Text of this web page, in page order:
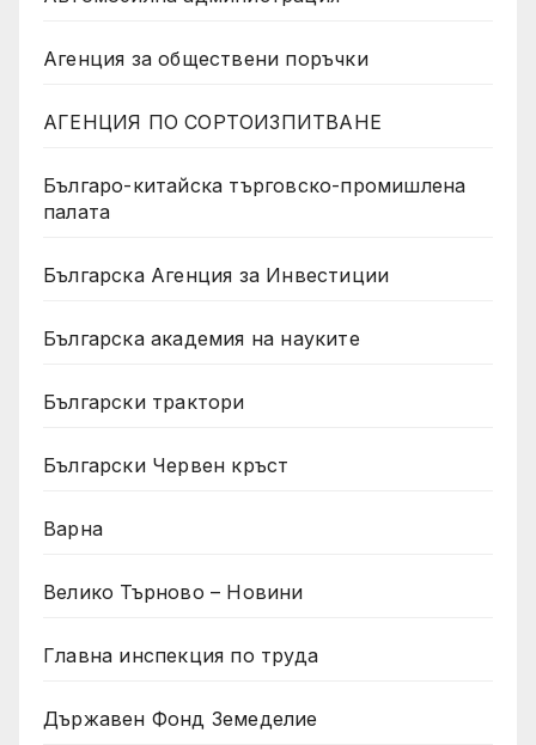
Агенция за обществени поръчки
АГЕНЦИЯ ПО СОРТОИЗПИТВАНЕ
Българо-китайска търговско-промишлена
палата
Българска Агенция за Инвестиции
Българска академия на науките
Български трактори
Български Червен кръст
Варна
Велико Търново – Новини
Главна инспекция по труда
Държавен Фонд Земеделие